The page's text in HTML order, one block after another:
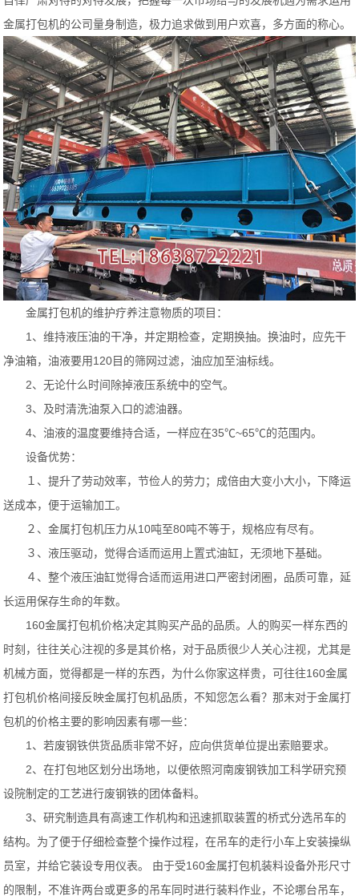
金属打包机的公司量身制造，极力追求做到用户欢喜，多方面的称心。
金属打包机的维护疗养注意物质的项目：
1、维持液压油的干净，并定期检查，定期换抽。换油时，应先干
净油箱，油液要用120目的筛网过滤，油应加至油标线。
2、无论什么时间除掉液压系统中的空气。
3、及时清洗油泵入口的滤油器。
4、油液的温度要维持合适，一样应在35℃~65℃的范围内。
设备优势：
１、提升了劳动效率，节俭人的劳力；成倍由大变小大小，下降运
送成本，便于运输加工。
２、金属打包机压力从10吨至80吨不等于，规格应有尽有。
３、液压驱动，觉得合适而运用上置式油缸，无须地下基础。
４、整个液压油缸觉得合适而运用进口严密封闭圈，品质可靠，延
长运用保存生命的年数。
160金属打包机价格决定其购买产品的品质。人的购买一样东西的
时刻，往往关心注视的多是其价格，对于品质很少人关心注视，尤其是
机械方面，觉得都是一样的东西，为什么你家这样贵，可往往160金属
打包机价格间接反映金属打包机品质，不知您怎么看？那末对于金属打
包机的价格主要的影响因素有哪一些：
1、若废钢铁供货品质非常不好，应向供货单位提出索赔要求。
2、在打包地区划分出场地，以便依照河南废钢铁加工科学研究预
设院制定的工艺进行废钢铁的团体备料。
3、研究制造具有高速工作机构和迅速抓取装置的桥式分选吊车的
结构。为了便于仔细检查整个操作过程，在吊车的走行小车上安装操纵
员室，并给它装设专用仪表。 由于受160金属打包机装料设备外形尺寸
的限制，不准许两台或更多的吊车同时进行装料作业，不论哪台吊车，